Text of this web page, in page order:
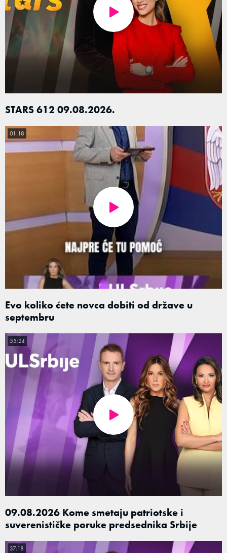
STARS 612 09.08.2026.
Evo koliko ćete novca dobiti od države u
septembru
01:18
09.08.2026 Kome smetaju patriotske i
suverenističke poruke predsednika Srbije
55:24
37:18